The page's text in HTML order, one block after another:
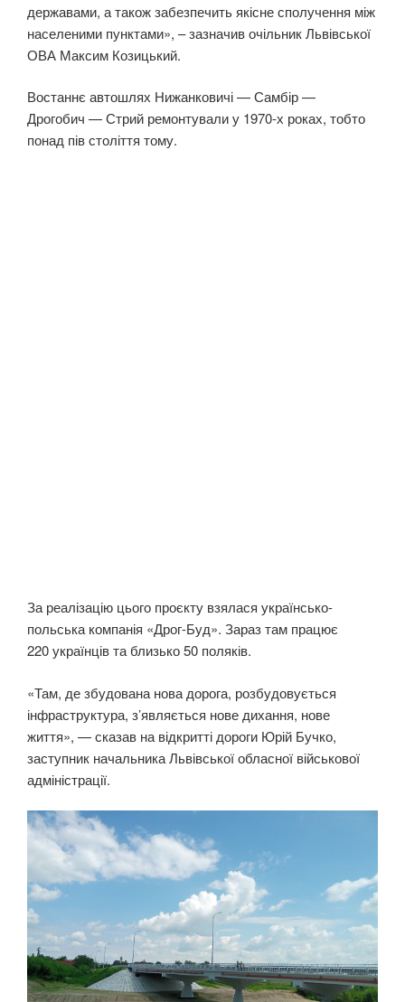
державами, а також забезпечить якісне сполучення між
населеними пунктами», – зазначив очільник Львівської
ОВА Максим Козицький.
Востаннє автошлях Нижанковичі — Самбір —
Дрогобич — Стрий ремонтували у 1970-х роках, тобто
понад пів століття тому.
За реалізацію цього проєкту взялася українсько-
польська компанія «Дрог-Буд». Зараз там працює
220 українців та близько 50 поляків.
«Там, де збудована нова дорога, розбудовується
інфраструктура, з’являється нове дихання, нове
життя», — сказав на відкритті дороги Юрій Бучко,
заступник начальника Львівської обласної військової
адміністрації.